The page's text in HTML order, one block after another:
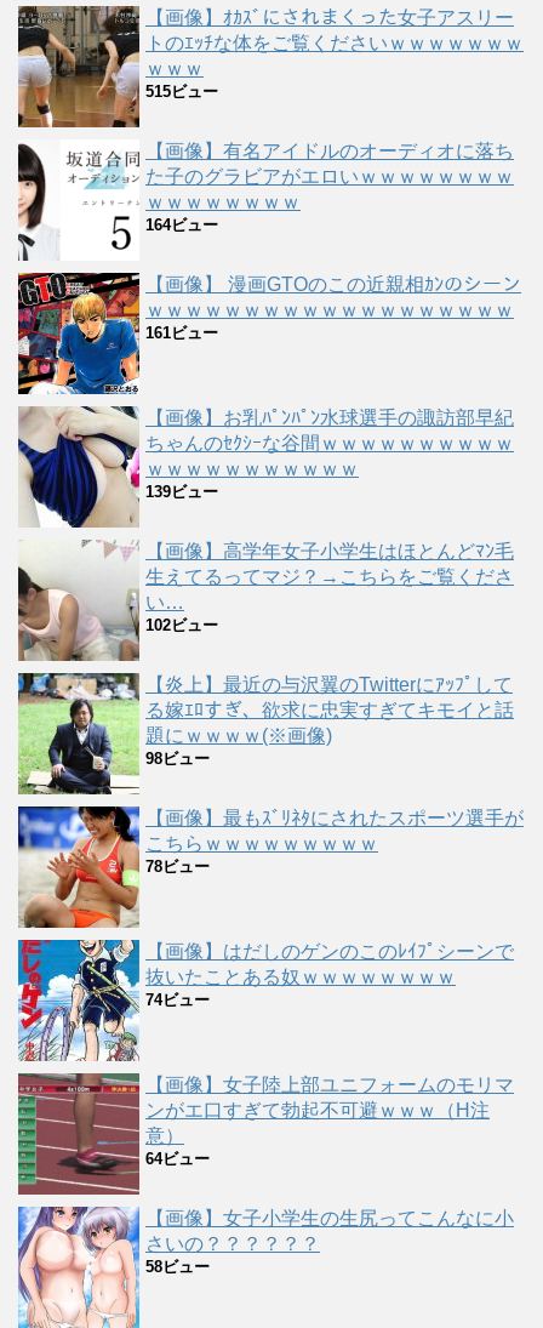
【画像】ｵｶｽﾞにされまくった女子アスリー
トのｴｯﾁな体をご覧くださいｗｗｗｗｗｗｗ
ｗｗｗ
515ビュー
【画像】有名アイドルのオーディオに落ち
た子のグラビアがエロいｗｗｗｗｗｗｗｗ
ｗｗｗｗｗｗｗｗ
164ビュー
【画像】 漫画GTOのこの近親相ｶﾝのシーン
ｗｗｗｗｗｗｗｗｗｗｗｗｗｗｗｗｗｗｗ
161ビュー
【画像】お乳ﾊﾟﾝﾊﾟﾝ水球選手の諏訪部早紀
ちゃんのｾｸｼｰな谷間ｗｗｗｗｗｗｗｗｗｗ
ｗｗｗｗｗｗｗｗｗｗｗ
139ビュー
【画像】高学年女子小学生はほとんどﾏﾝ毛
生えてるってマジ？→こちらをご覧くださ
い…
102ビュー
【炎上】最近の与沢翼のTwitterにｱｯﾌﾟして
る嫁ｴﾛすぎ、欲求に忠実すぎてキモイと話
題にｗｗｗｗ(※画像)
98ビュー
【画像】最もｽﾞﾘﾈﾀにされたスポーツ選手が
こちらｗｗｗｗｗｗｗｗｗ
78ビュー
【画像】はだしのゲンのこのﾚｲﾌﾟシーンで
抜いたことある奴ｗｗｗｗｗｗｗｗ
74ビュー
【画像】女子陸上部ユニフォームのモリマ
ンがエ口すぎて勃起不可避ｗｗｗ（H注
意）
64ビュー
【画像】女子小学生の生尻ってこんなに小
さいの？？？？？？
58ビュー